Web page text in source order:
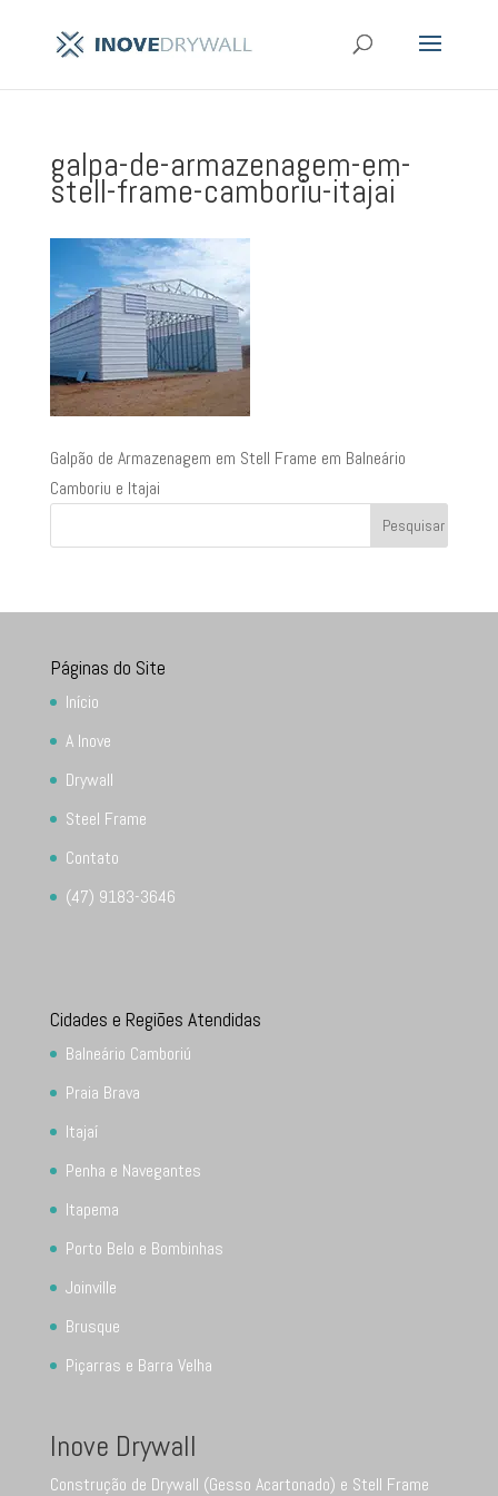
galpa-de-armazenagem-em-
stell-frame-camboriu-itajai
Galpão de Armazenagem em Stell Frame em Balneário
Camboriu e Itajai
Páginas do Site
Início
A Inove
Drywall
Steel Frame
Contato
(47) 9183-3646
Cidades e Regiões Atendidas
Balneário Camboriú
Praia Brava
Itajaí
Penha e Navegantes
Itapema
Porto Belo e Bombinhas
Joinville
Brusque
Piçarras e Barra Velha
Inove Drywall
Construção de Drywall (Gesso Acartonado) e Stell Frame